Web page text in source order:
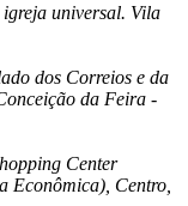
igreja universal. Vila
dos Correios e da
da Feira -
Center
Econômica), Centro,